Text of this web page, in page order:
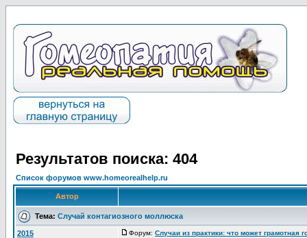
Результатов поиска: 404
Список форумов www.homeorealhelp.ru
Автор
Тема: Случай контагиозного моллюска
2015 Форум: Случаи из практики: что может грамотная